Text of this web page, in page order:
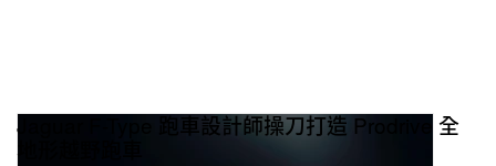
Jaguar F-Type 跑車設計師操刀打造 Prodrive 全
地形越野跑車